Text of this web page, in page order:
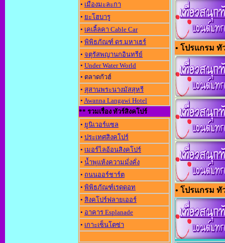
• เมืองมะละกา
• ยะโฮบารู
• เคเลิ้ลคา Cable Car
• พิพิธภัณฑ์ ดร.มหาเธร์
• จตุรัสพญานกอินทรีย์
• Under Water World
• ตลาดกัวฮ์
• สุสานพระนางมัสสุหรี
• Awanna Langawi Hotel
** รวมเรื่อง ทัวร์สิงคโปร์
• ยูนิเวอร์แซล
• ประเทศสิงคโปร์
• เมอร์ไลอ้อนสิงคโปร์
• น้ำพุแห้งความมั่งคั่ง
• ถนนออร์ชาร์ต
• พิพิธภัณฑ์เรดดอท
• สิงคโปร์ฟลายเออร์
• อาคาร Esplanade
• เกาะเซ็นโตซ่า
• โปรแกรม ทั
• โปรแกรม ทั